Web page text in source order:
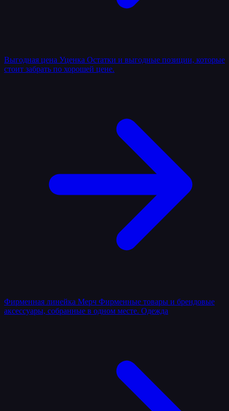
Выгодная цена Уценка Остатки и выгодные позиции, которые
стоит забрать по хорошей цене.
Фирменная линейка Мерч Фирменные товары и брендовые
аксессуары, собранные в одном месте. Одежда